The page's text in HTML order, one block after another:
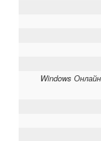
Windows